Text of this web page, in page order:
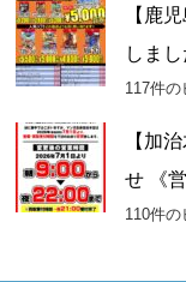
【鹿
しまし
117件の
【加
せ 《
110件の